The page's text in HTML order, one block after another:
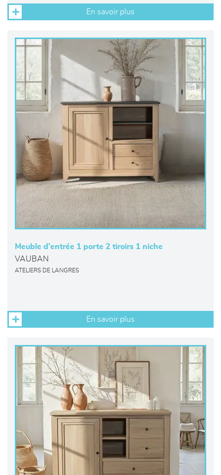
En savoir plus
Meuble d’entrée 1 porte 2 tiroirs 1 niche
VAUBAN
ATELIERS DE LANGRES
En savoir plus